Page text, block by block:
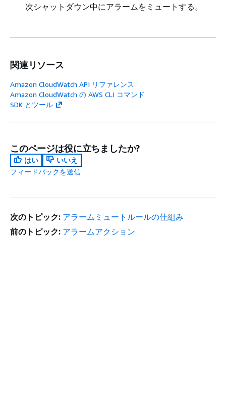
次シャットダウン中にアラームをミュートする。
関連リソース
Amazon CloudWatch API リファレンス
Amazon CloudWatch の AWS CLI コマンド
SDK とツール
このページは役に立ちましたか?
はい
いいえ
フィードバックを送信
次のトピック: アラームミュートルールの仕組み
前のトピック: アラームアクション